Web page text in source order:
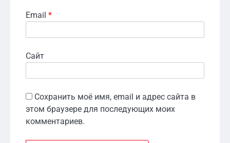
Email *
Сайт
Сохранить моё имя, email и адрес сайта в
этом браузере для последующих моих
комментариев.